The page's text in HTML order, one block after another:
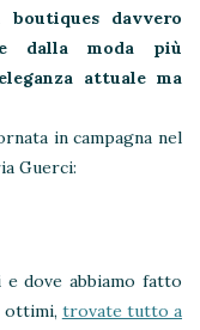
davvero
dalla moda più
attuale ma
in campagna nel
Guerci:
dove abbiamo fatto
ottimi, trovate tutto a